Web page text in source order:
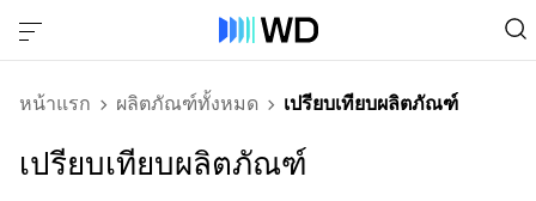
หน้าแรก ผลิตภัณฑ์ทั้งหมด เปรียบเทียบผลิตภัณฑ์
เปรียบเทียบผลิตภัณฑ์